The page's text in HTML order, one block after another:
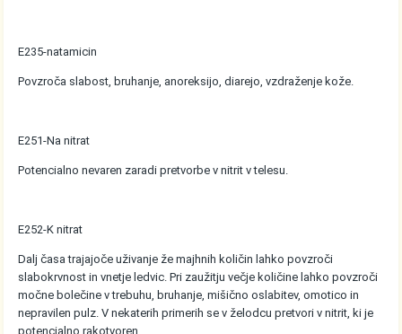
E235-natamicin
Povzroča slabost, bruhanje, anoreksijo, diarejo, vzdraženje kože.
E251-Na nitrat
Potencialno nevaren zaradi pretvorbe v nitrit v telesu.
E252-K nitrat
Dalj časa trajajoče uživanje že majhnih količin lahko povzroči
slabokrvnost in vnetje ledvic. Pri zaužitju večje količine lahko povzroči
močne bolečine v trebuhu, bruhanje, mišično oslabitev, omotico in
nepravilen pulz. V nekaterih primerih se v želodcu pretvori v nitrit, ki je
potencialno rakotvoren.